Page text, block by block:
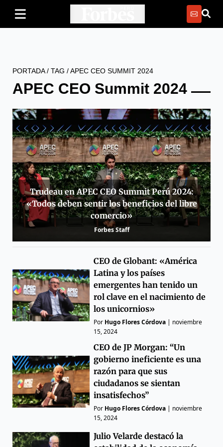
PORTADA/ TAG /APEC CEO SUMMIT 2024
APEC CEO Summit 2024
Trudeau en APEC CEO Summit Perú 2024:
«Todos deben sentir los beneficios del libre
comercio»
Forbes Staff
CEO de Globant: «América
Latina y los países
emergentes han tenido un
rol clave en el nacimiento de
los unicornios»
Por Hugo Flores Córdova | noviembre
15, 2024
CEO de JP Morgan: “Un
gobierno ineficiente es una
razón para que sus
ciudadanos se sientan
insatisfechos”
Por Hugo Flores Córdova | noviembre
15, 2024
Julio Velarde destacó la